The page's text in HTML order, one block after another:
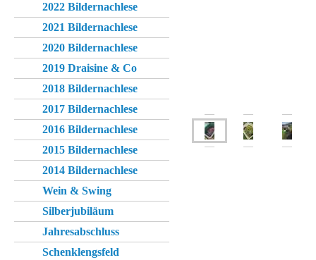
2022 Bildernachlese
2021 Bildernachlese
2020 Bildernachlese
2019 Draisine & Co
2018 Bildernachlese
2017 Bildernachlese
2016 Bildernachlese
2015 Bildernachlese
2014 Bildernachlese
Wein & Swing
Silberjubiläum
Jahresabschluss
Schenklengsfeld